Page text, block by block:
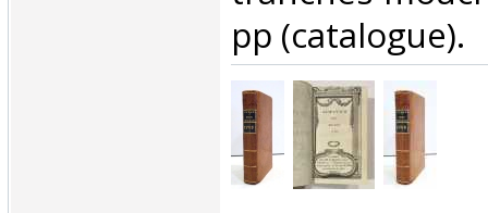
pp (catalogue). ‎